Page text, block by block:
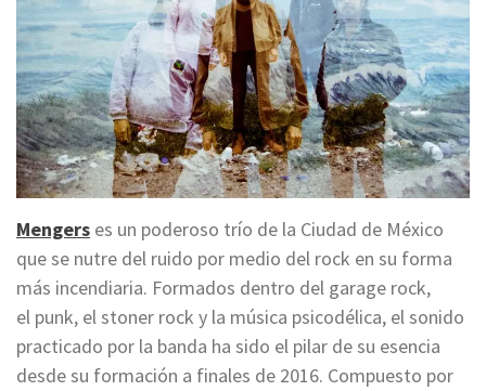
Mengers es un poderoso trío de la Ciudad de México
que se nutre del ruido por medio del rock en su forma
más incendiaria. Formados dentro del garage rock,
el punk, el stoner rock y la música psicodélica, el sonido
practicado por la banda ha sido el pilar de su esencia
desde su formación a finales de 2016. Compuesto por